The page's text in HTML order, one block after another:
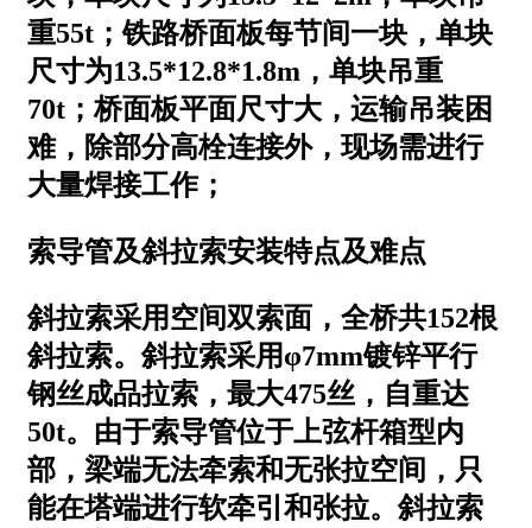
重55t；铁路桥面板每节间一块，单块
尺寸为13.5*12.8*1.8m，单块吊重
70t；桥面板平面尺寸大，运输吊装困
难，除部分高栓连接外，现场需进行
大量焊接工作；
索导管及斜拉索安装特点及难点
斜拉索采用空间双索面，全桥共152根
斜拉索。斜拉索采用φ7mm镀锌平行
钢丝成品拉索，最大475丝，自重达
50t。由于索导管位于上弦杆箱型内
部，梁端无法牵索和无张拉空间，只
能在塔端进行软牵引和张拉。斜拉索